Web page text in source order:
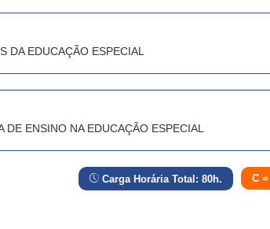
DA EDUCAÇÃO ESPECIAL
DE ENSINO NA EDUCAÇÃO ESPECIAL
Carga Horária Total: 80h. C